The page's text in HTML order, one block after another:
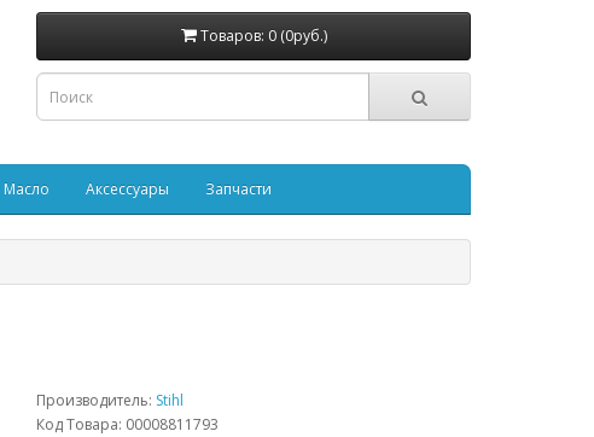
Товаров: 0 (0руб.)
Масло Аксессуары Запчасти
Производитель: Stihl
Код Товара: 00008811793